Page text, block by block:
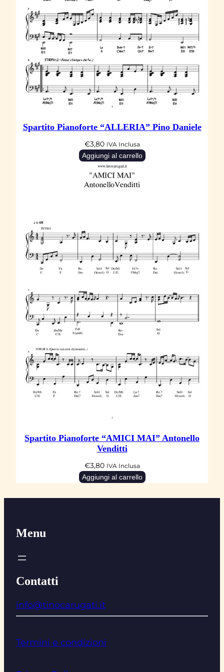
Spartito Pianoforte “ALLERIA” Pino Daniele
€3,80 IVA Inclusa
Aggiungi al carrello
Spartito Pianoforte “AMICI MAI” Antonello
Venditti
€3,80 IVA Inclusa
Aggiungi al carrello
Menu
Contatti
info@tinocarugati.it
Termini e condizioni